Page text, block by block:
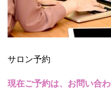
サロン予約
現在ご予約は、お問い合